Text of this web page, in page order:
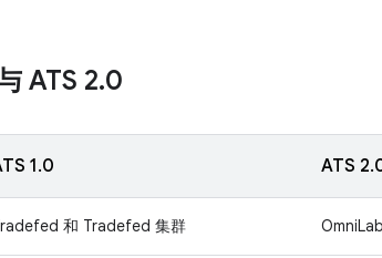
ATS 2.0
1.0 ATS
和 Tradefed 集群